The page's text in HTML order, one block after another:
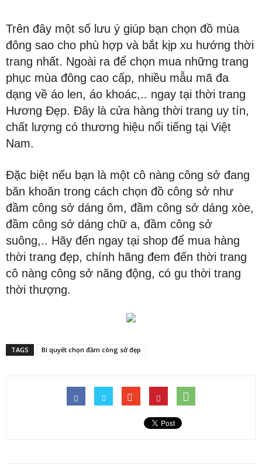
Trên đây một số lưu ý giúp bạn chọn đồ mùa
đông sao cho phù hợp và bắt kịp xu hướng thời
trang nhất. Ngoài ra để chọn mua những trang
phục mùa đông cao cấp, nhiều mẫu mã đa
dạng về áo len, áo khoác,.. ngay tại thời trang
Hương Đẹp. Đây là cửa hàng thời trang uy tín,
chất lượng có thương hiệu nổi tiếng tại Việt
Nam.
Đặc biệt nếu bạn là một cô nàng công sở đang
băn khoăn trong cách chọn đồ công sở như
đầm công sở dáng ôm, đầm công sở dáng xòe,
đầm công sở dáng chữ a, đầm công sở
suông,.. Hãy đến ngay tại shop để mua hàng
thời trang đẹp, chính hãng đem đến thời trang
cô nàng công sở năng động, có gu thời trang
thời thượng.
TAGS Bí quyết chọn đầm công sở đẹp